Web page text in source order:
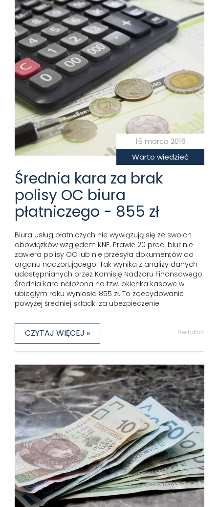
15 marca 2016
Warto wiedzieć
Średnia kara za brak
polisy OC biura
płatniczego - 855 zł
Biura usług płatniczych nie wywiązują się ze swoich
obowiązków względem KNF. Prawie 20 proc. biur nie
zawiera polisy OC lub nie przesyła dokumentów do
organu nadzorującego. Tak wynika z analizy danych
udostępnianych przez Komisję Nadzoru Finansowego.
Średnia kara nałożona na tzw. okienka kasowe w
ubiegłym roku wyniosła 855 zł. To zdecydowanie
powyżej średniej składki za ubezpieczenie.
CZYTAJ WIĘCEJ » Redaktor